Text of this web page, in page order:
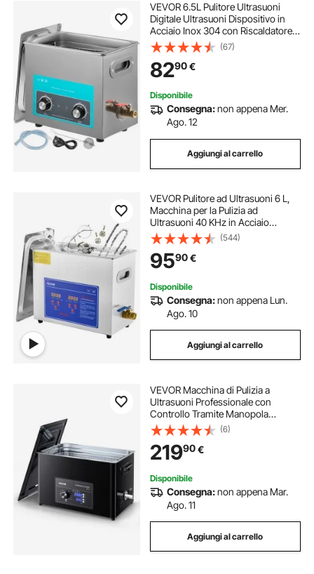
VEVOR 6.5L Pulitore Ultrasuoni
Digitale Ultrasuoni Dispositivo in
Acciaio Inox 304 con Riscaldatore
Timer Macchina di Pulizia Uso
Commerciale Domestico Personale
(67)
8290€
Disponibile
Consegna:non appena Mer.
Ago. 12
Aggiungi al carrello
VEVOR Pulitore ad Ultrasuoni 6 L,
Macchina per la Pulizia ad
Ultrasuoni 40 KHz in Acciaio
Inossidabile con Timer Riscaldatore
Digitale, Pulizia dei Gioielli per Uso
Domestico Personale Commerciale
(544)
9590€
Disponibile
Consegna:non appena Lun.
Ago. 10
Aggiungi al carrello
VEVOR Macchina di Pulizia a
Ultrasuoni Professionale con
Controllo Tramite Manopola
Rotante, Capacita di 30 L con
Cestello e Sfera di Pulizia, Pulitore a
Ultrasuoni per Orologi, Rasoi,
Gioielli
(6)
21990€
Disponibile
Consegna:non appena Mar.
Ago. 11
Aggiungi al carrello